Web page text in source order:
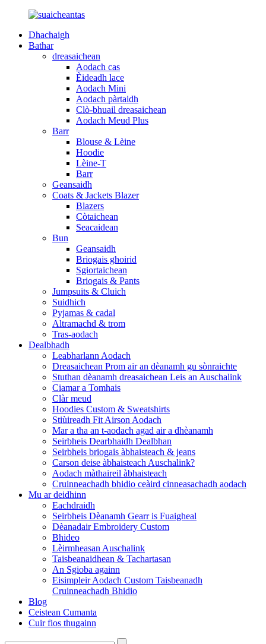
Dhachaigh
Bathar
dreasaichean
Aodach cas
Èideadh lace
Aodach Mini
Aodach pàrtaidh
Clò-bhuail dreasaichean
Aodach Meud Plus
Barr
Blouse & Lèine
Hoodie
Lèine-T
Barr
Geansaidh
Coats & Jackets Blazer
Blazers
Còtaichean
Seacaidean
Bun
Geansaidh
Briogais ghoirid
Sgiortaichean
Briogais & Pants
Jumpsuits & Cluich
Suidhich
Pyjamas & cadal
Altramachd & trom
Tras-aodach
Dealbhadh
Leabharlann Aodach
Dreasaichean Prom air an dèanamh gu sònraichte
Stuthan dèanamh dreasaichean Leis an Auschalink
Ciamar a Tomhais
Clàr meud
Hoodies Custom & Sweatshirts
Stiùireadh Fit Airson Aodach
Mar a tha an t-aodach agad air a dhèanamh
Seirbheis Dearbhaidh Dealbhan
Seirbheis briogais àbhaisteach & jeans
Carson deise àbhaisteach Auschalink?
Aodach màthaireil àbhaisteach
Cruinneachadh bhidio ceàird cinneasachadh aodach
Mu ar deidhinn
Eachdraidh
Seirbheis Dèanamh Gearr is Fuaigheal
Dèanadair Embroidery Custom
Bhideo
Lèirmheasan Auschalink
Taisbeanaidhean & Tachartasan
An Sgioba againn
Eisimpleir Aodach Custom Taisbeanadh
Cruinneachadh Bhidio
Blog
Ceistean Cumanta
Cuir fios thugainn